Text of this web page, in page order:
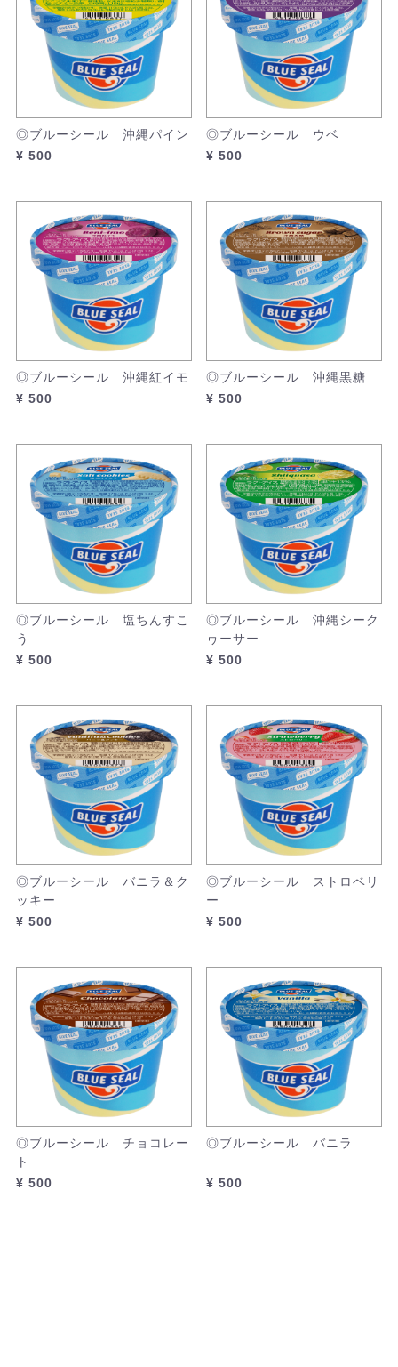
◎ブルーシール 沖縄パイン
¥ 500
◎ブルーシール ウベ
¥ 500
◎ブルーシール 沖縄紅イモ
¥ 500
◎ブルーシール 沖縄黒糖
¥ 500
◎ブルーシール 塩ちんすこ
う
¥ 500
◎ブルーシール 沖縄シーク
ヮーサー
¥ 500
◎ブルーシール バニラ＆ク
ッキー
¥ 500
◎ブルーシール ストロベリ
ー
¥ 500
◎ブルーシール チョコレー
ト
¥ 500
◎ブルーシール バニラ
¥ 500